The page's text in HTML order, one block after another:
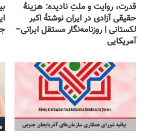
قدرت، روایت و ملتِ نادیده: هزینهٔ
حقیقی آزادی در ایران نوشتهٔ اکبر
لکستانی | روزنامه‌نگار مستقل ایرانی–
آمریکایی